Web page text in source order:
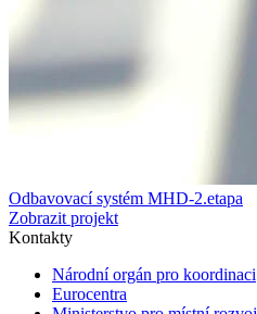
Odbavovací systém MHD-2.etapa
Zobrazit projekt
Kontakty
Národní orgán pro koordinaci
Eurocentra